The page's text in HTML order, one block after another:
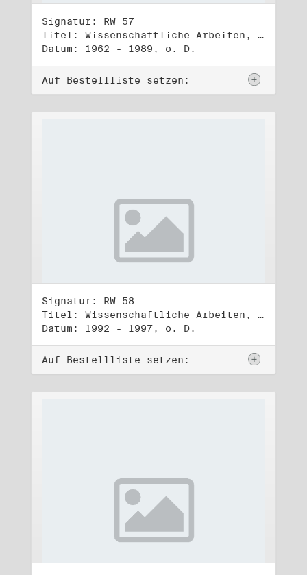
Signatur: RW 57
Titel: Wissenschaftliche Arbeiten, Studien und Manuskripte Dritter (1)
Datum: 1962 - 1989, o. D.
Auf Bestellliste setzen:
Signatur: RW 58
Titel: Wissenschaftliche Arbeiten, Studien und Manuskripte Dritter (2)
Datum: 1992 - 1997, o. D.
Auf Bestellliste setzen: